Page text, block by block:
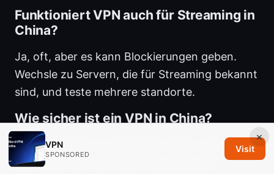
Funktioniert VPN auch für Streaming in
China?
Ja, oft, aber es kann Blockierungen geben.
Wechsle zu Servern, die für Streaming bekannt
sind, und teste mehrere standorte.
Wie sicher ist ein VPN in China?
Ein gutes VPN verschlüsselt Traffic, schützt
vor Leaks und verhindert Snooping auf
×
VPN
SPONSORED
Visit